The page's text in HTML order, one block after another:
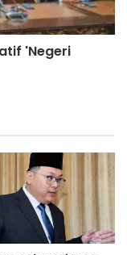
'Negeri